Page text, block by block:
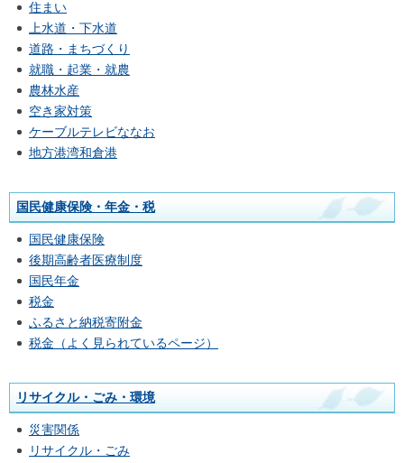
住まい
上水道・下水道
道路・まちづくり
就職・起業・就農
農林水産
空き家対策
ケーブルテレビななお
地方港湾和倉港
国民健康保険・年金・税
国民健康保険
後期高齢者医療制度
国民年金
税金
ふるさと納税寄附金
税金（よく見られているページ）
リサイクル・ごみ・環境
災害関係
リサイクル・ごみ